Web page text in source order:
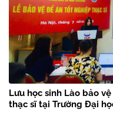
Lưu học sinh Lào bảo
thạc sĩ tại Trường Đại